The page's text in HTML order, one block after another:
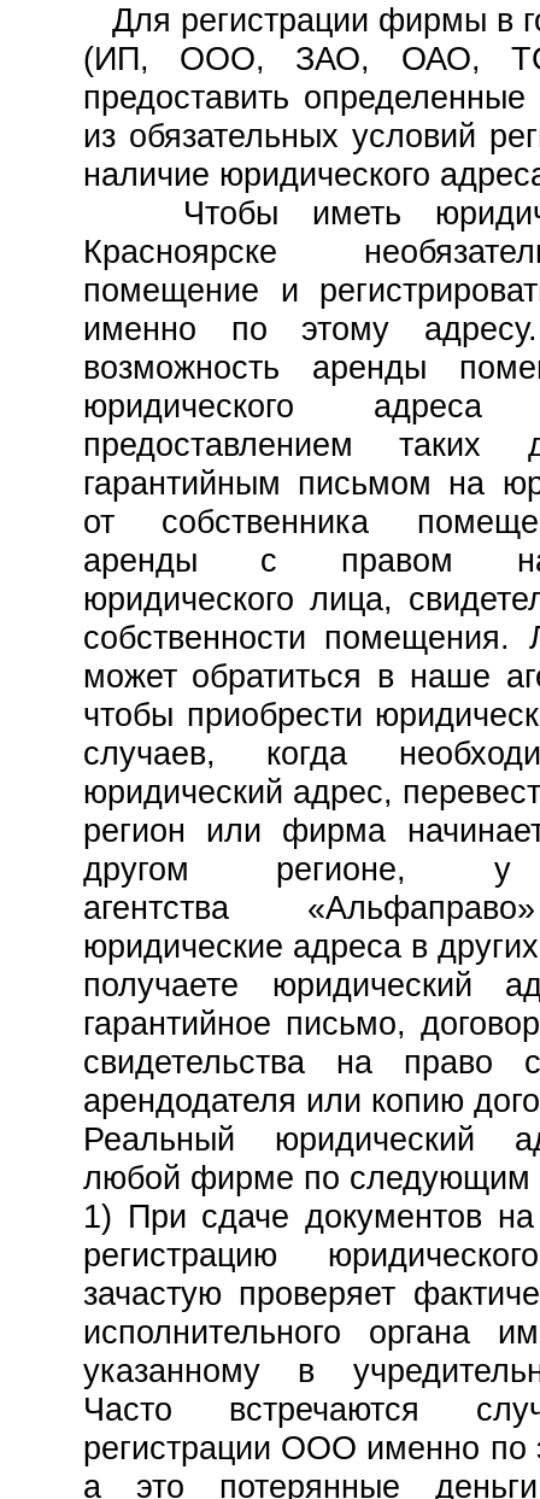
Для регистрации фирмы в
(ИП, ООО, ЗАО, ОАО,
предоставить
из обязательных условий
наличие юридического
Чтобы иметь
Красноярске
помещение и
именно по этому
возможность аренды
юридического адреса
предоставлением таких
гарантийным письмом на
от собственника
аренды с правом на
юридического лица,
собственности помещения.
может обратиться в наше
чтобы приобрести
случаев, когда
юридический адрес,
регион или фирма
другом регионе, у
агентства
юридические адреса в
получаете юридический
гарантийное письмо,
свидетельства на право
арендодателя или копию
Реальный юридический
любой фирме по следующим
1) При сдаче документов на
регистрацию
зачастую проверяет
исполнительного органа
указанному в
Часто встречаются
регистрации ООО именно по
а это потерянные